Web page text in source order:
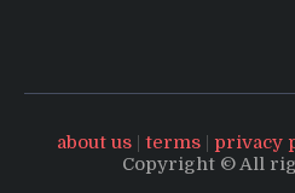
about us| terms| privacy
Copyright © All